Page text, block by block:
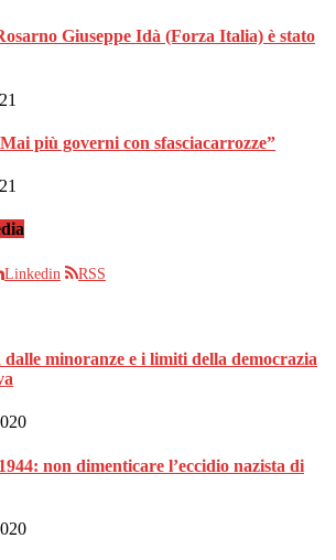
Giuseppe Idà (Forza Italia) è stato
più governi con sfasciacarrozze”
Linkedin RSS
minoranze e i limiti della democrazia
non dimenticare l’eccidio nazista di